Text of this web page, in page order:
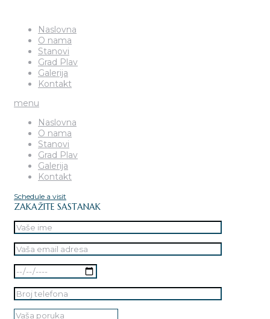
Naslovna
O nama
Stanovi
Grad Plav
Galerija
Kontakt
menu
Naslovna
O nama
Stanovi
Grad Plav
Galerija
Kontakt
Schedule a visit
ZAKAŽITE SASTANAK